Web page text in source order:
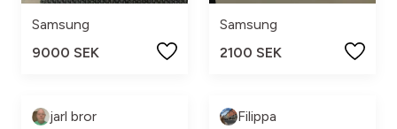
Samsung
9000 SEK
Samsung
2100 SEK
jarl bror Filippa